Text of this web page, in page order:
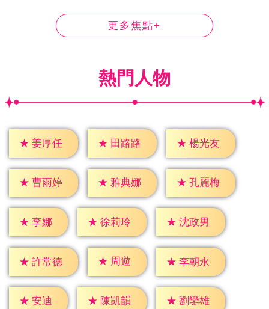
更多焦點+
熱門人物
★ 姜厚任 ★ 田路路 ★ 楊光友
★ 曹雨婷 ★ 雅典娜 ★ 孔麗梅
★ 李娜 ★ 徐莉玲 ★ 沈政男
★ 許常德 ★ 周遊 ★ 李朝永
★ 安迪 ★ 陳凱韻 ★ 劉鑾雄